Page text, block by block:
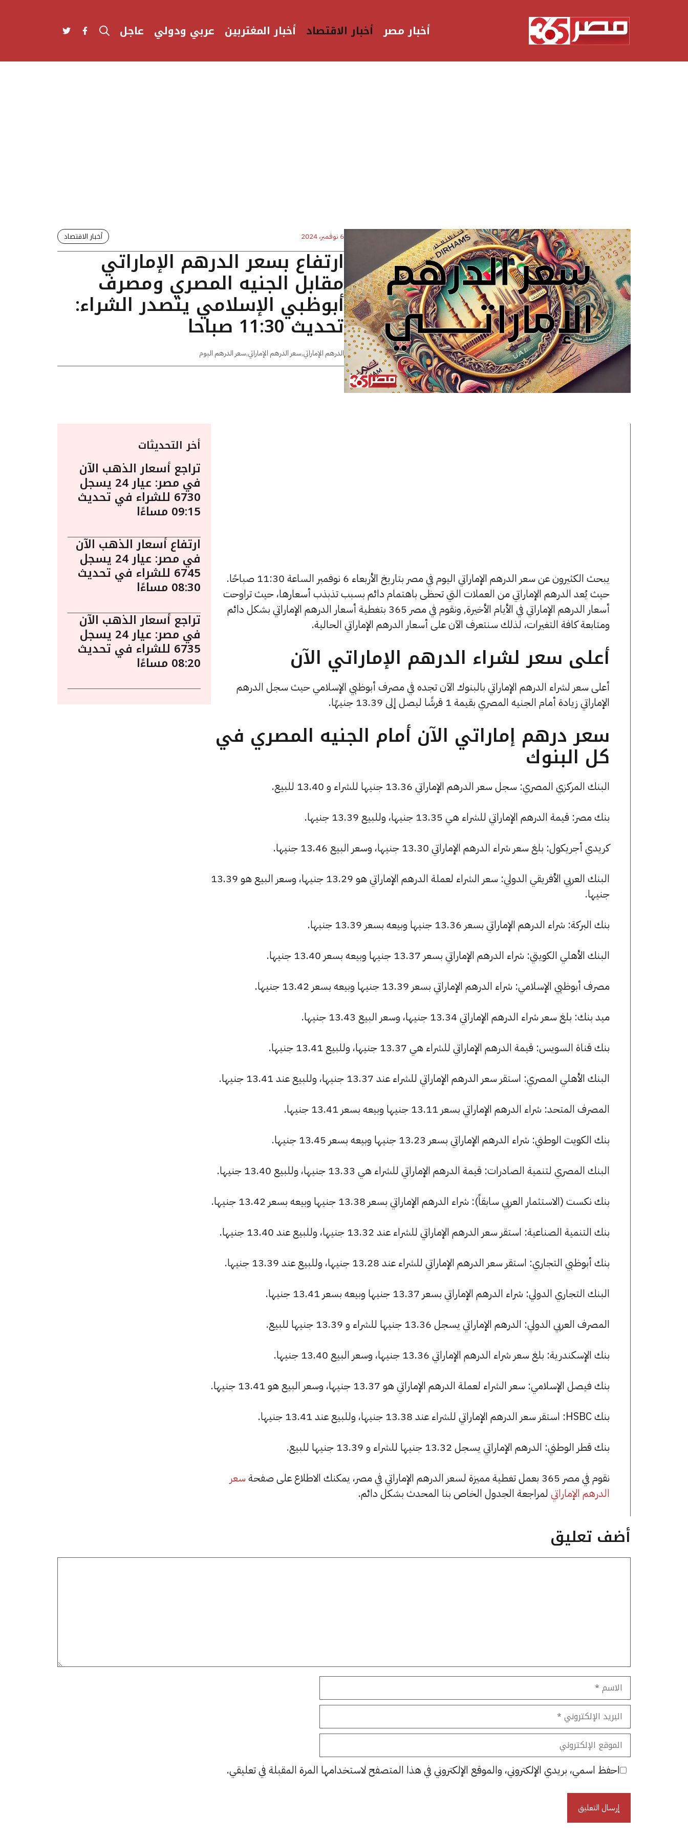
أخبار مصر أخبار الاقتصاد أخبار المغتربين عربي ودولي عاجل
6 نوفمبر، 2024 أخبار الاقتصاد
ارتفاع بسعر الدرهم الإماراتي
مقابل الجنيه المصري ومصرف
أبوظبي الإسلامي يتصدر الشراء:
تحديث 11:30 صباحا
الدرهم الإماراتي,سعر الدرهم الإماراتي,سعر الدرهم اليوم
يبحث الكثيرون عن سعر الدرهم الإماراتي اليوم في مصر بتاريخ الأربعاء 6 نوفمبر الساعة 11:30 صباحًا.
حيث يُعد الدرهم الإماراتي من العملات التي تحظى باهتمام دائم بسبب تذبذب أسعارها، حيث تراوحت
أسعار الدرهم الإماراتي في الأيام الأخيرة, ونقوم في مصر 365 بتغطية أسعار الدرهم الإماراتي بشكل دائم
ومتابعة كافة التغيرات، لذلك سنتعرف الآن على أسعار الدرهم الإماراتي الحالية.
أعلى سعر لشراء الدرهم الإماراتي الآن
أعلى سعر لشراء الدرهم الإماراتي بالبنوك الآن تجده في مصرف أبوظبي الإسلامي حيث سجل الدرهم
الإماراتي زيادة أمام الجنيه المصري بقيمة 1 قرشًا ليصل إلى 13.39 جنيهًا.
سعر درهم إماراتي الآن أمام الجنيه المصري في
كل البنوك
البنك المركزي المصري: سجل سعر الدرهم الإماراتي 13.36 جنيها للشراء و 13.40 للبيع.
بنك مصر: قيمة الدرهم الإماراتي للشراء هي 13.35 جنيها، وللبيع 13.39 جنيها.
كريدي أجريكول: بلغ سعر شراء الدرهم الإماراتي 13.30 جنيها، وسعر البيع 13.46 جنيها.
البنك العربي الأفريقي الدولي: سعر الشراء لعملة الدرهم الإماراتي هو 13.29 جنيها، وسعر البيع هو 13.39
جنيها.
بنك البركة: شراء الدرهم الإماراتي بسعر 13.36 جنيها وبيعه بسعر 13.39 جنيها.
البنك الأهلي الكويتي: شراء الدرهم الإماراتي بسعر 13.37 جنيها وبيعه بسعر 13.40 جنيها.
مصرف أبوظبي الإسلامي: شراء الدرهم الإماراتي بسعر 13.39 جنيها وبيعه بسعر 13.42 جنيها.
ميد بنك: بلغ سعر شراء الدرهم الإماراتي 13.34 جنيها، وسعر البيع 13.43 جنيها.
بنك قناة السويس: قيمة الدرهم الإماراتي للشراء هي 13.37 جنيها، وللبيع 13.41 جنيها.
البنك الأهلي المصري: استقر سعر الدرهم الإماراتي للشراء عند 13.37 جنيها، وللبيع عند 13.41 جنيها.
المصرف المتحد: شراء الدرهم الإماراتي بسعر 13.11 جنيها وبيعه بسعر 13.41 جنيها.
بنك الكويت الوطني: شراء الدرهم الإماراتي بسعر 13.23 جنيها وبيعه بسعر 13.45 جنيها.
البنك المصري لتنمية الصادرات: قيمة الدرهم الإماراتي للشراء هي 13.33 جنيها، وللبيع 13.40 جنيها.
بنك نكست (الاستثمار العربي سابقاً): شراء الدرهم الإماراتي بسعر 13.38 جنيها وبيعه بسعر 13.42 جنيها.
بنك التنمية الصناعية: استقر سعر الدرهم الإماراتي للشراء عند 13.32 جنيها، وللبيع عند 13.40 جنيها.
بنك أبوظبي التجاري: استقر سعر الدرهم الإماراتي للشراء عند 13.28 جنيها، وللبيع عند 13.39 جنيها.
البنك التجاري الدولي: شراء الدرهم الإماراتي بسعر 13.37 جنيها وبيعه بسعر 13.41 جنيها.
المصرف العربي الدولي: الدرهم الإماراتي يسجل 13.36 جنيها للشراء و 13.39 جنيها للبيع.
بنك الإسكندرية: بلغ سعر شراء الدرهم الإماراتي 13.36 جنيها، وسعر البيع 13.40 جنيها.
بنك فيصل الإسلامي: سعر الشراء لعملة الدرهم الإماراتي هو 13.37 جنيها، وسعر البيع هو 13.41 جنيها.
بنك HSBC: استقر سعر الدرهم الإماراتي للشراء عند 13.38 جنيها، وللبيع عند 13.41 جنيها.
بنك قطر الوطني: الدرهم الإماراتي يسجل 13.32 جنيها للشراء و 13.39 جنيها للبيع.
نقوم في مصر 365 بعمل تغطية مميزة لسعر الدرهم الإماراتي في مصر، يمكنك الاطلاع على صفحة
سعر
الدرهم الإماراتي لمراجعة الجدول الخاص بنا المحدث بشكل دائم.
أخر التحديثات
تراجع أسعار الذهب الآن
في مصر: عيار 24 يسجل
6730 للشراء في تحديث
09:15 مساءًا
ارتفاع أسعار الذهب الآن
في مصر: عيار 24 يسجل
6745 للشراء في تحديث
08:30 مساءًا
تراجع أسعار الذهب الآن
في مصر: عيار 24 يسجل
6735 للشراء في تحديث
08:20 مساءًا
أضف تعليق
الاسم
البريد
الإلكتروني
الموقع
الإلكتروني
احفظ اسمي، بريدي الإلكتروني، والموقع الإلكتروني في هذا المتصفح لاستخدامها المرة المقبلة في تعليقي.